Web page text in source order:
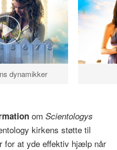
dynamikker
om Scientologys
kirkens støtte til
for at yde effektiv hjælp når